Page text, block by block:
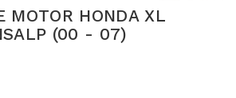
MOTOR HONDA XL
(00 - 07)